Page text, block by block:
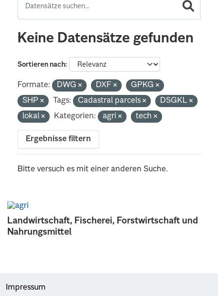
Landwirtschaft, Fischerei, Forstwirtschaft und
Nahrungsmittel
Keine Datensätze gefunden
Sortieren nach
Formate: DWG DXF
GPKG
SHP
Tags: Cadastral parcels
DSGKL
lokal
Kategorien: agri tech
Ergebnisse filtern
Bitte versuch es mit einer anderen Suche.
Impressum